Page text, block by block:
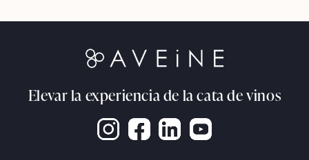
Elevar la experiencia de la cata de vinos